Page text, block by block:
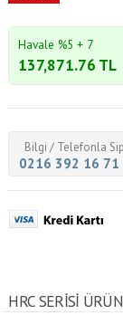
Havale %5 + 7
137,871.76 TL
Bilgi / Telefonla
0216 392 16 71
HRC SERISI